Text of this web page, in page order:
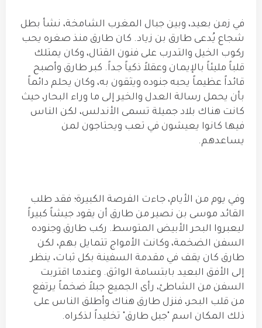
في زمن بعيد، وبين جبال المغرب الشامخة، نشأ بطل
شجاع يُدعى طارق بن زياد. كان طارق منذ صغره يحب
ركوب الخيل والتدرب على فنون القتال، وكان يمتلك
قلباً مليئاً بالإيمان وعقلاً ذكياً جداً. كبر طارق وأصبح
قائداً عظيماً يحبه جنوده ويثقون به، وكان يحلم دائماً
بأن يحمل رسالة العدل والخير إلى ما وراء البحار، حيث
كانت هناك بلاد جميلة تسمى الأندلس، لكن الناس
فيها كانوا يعيشون في تعب ويحتاجون لمن
يساعدهم.
وفي يوم من الأيام، جاءت الفرصة الكبيرة؛ فقد طلب
القائد موسى بن نصير من طارق أن يقود جيشاً كبيراً
ليعبروا البحر الأبيض المتوسط. ركب طارق وجنوده
السفن الضخمة، وكانت الأمواج تتمايل بهم، لكن
طارق كان يقف في مقدمة السفينة بكل ثبات، ينظر
إلى الأفق البعيد بابتسامة الواثق. وعندما اقتربت
السفن من الشاطئ، رأى الجميع جبلاً ضخماً يرتفع
من قلب البحر، فنزل طارق هناك وأطلق الناس على
ذلك المكان اسم "جبل طارق" تخليداً لذكراه.